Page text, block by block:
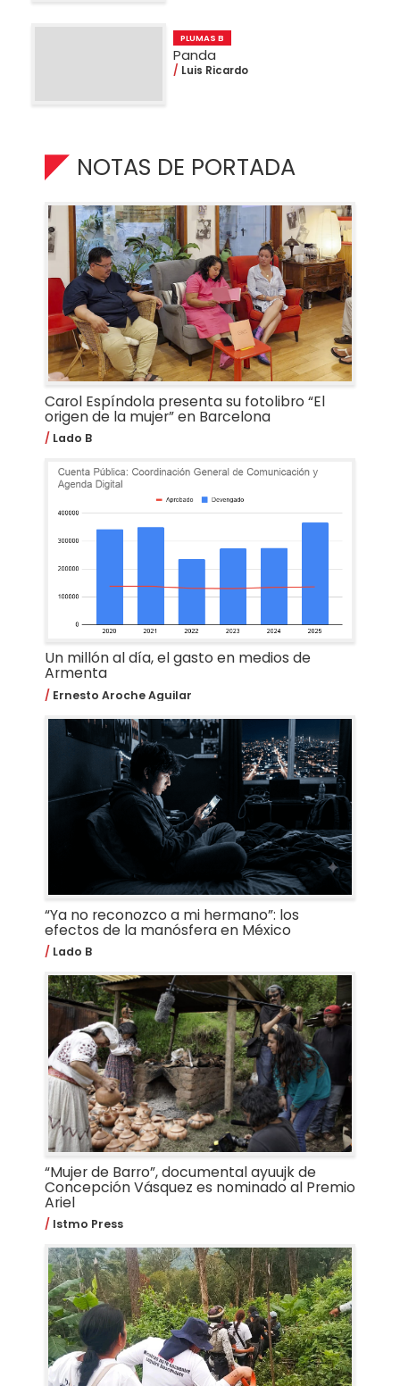
PLUMAS B
Panda
Luis Ricardo
NOTAS DE PORTADA
Carol Espíndola presenta su fotolibro “El
origen de la mujer” en Barcelona
Lado B
Un millón al día, el gasto en medios de
Armenta
Ernesto Aroche Aguilar
“Ya no reconozco a mi hermano”: los
efectos de la manósfera en México
Lado B
“Mujer de Barro”, documental ayuujk de
Concepción Vásquez es nominado al Premio
Ariel
Istmo Press